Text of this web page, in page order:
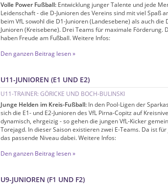
Volle Power Fußball: Entwicklung junger Talente und jede
Leidenschaft - die D-Junioren des Vereins sind mit viel Spaß
beim VfL sowohl die D1-Junioren (Landesebene) als auch die
Junioren (Kreisebene). Drei Teams für maximale Förderung.
haben Freude am Fußball. Weitere Infos:
Den ganzen Beitrag lesen »
U11-JUNIOREN (E1 UND E2)
U11-TRAINER: GÖRICKE UND BOCH-BULINSKI
Junge Helden im Kreis-Fußball: In den Pool-Ligen der
sich die E1- und E2-Junioren des VfL Pirna-Copitz auf
dynamisch, ehrgeizig - so gehen die jungen VfL-Kicker
Torejagd. In dieser Saison existieren zwei E-Teams. Da ist für
das passende Niveau dabei. Weitere Infos:
Den ganzen Beitrag lesen »
U9-JUNIOREN (F1 UND F2)